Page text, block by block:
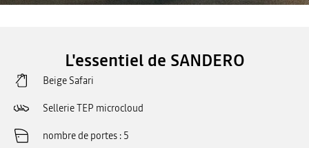
L'essentiel de SANDERO
Beige Safari
Sellerie TEP microcloud
nombre de portes 5